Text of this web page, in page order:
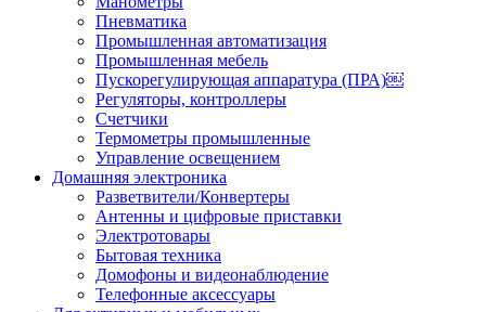
Пневматика
Промышленная автоматизация
Промышленная мебель
Пускорегулирующая аппаратура (ПРА)￼
Регуляторы, контроллеры
Счетчики
Термометры промышленные
Управление освещением
Домашняя электроника
Разветвители/Конвертеры
Антенны и цифровые приставки
Электротовары
Бытовая техника
Домофоны и видеонаблюдение
Телефонные аксессуары